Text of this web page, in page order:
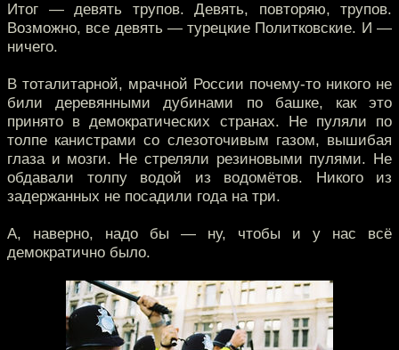
Итог — девять трупов. Девять, повторяю, трупов.
Возможно, все девять — турецкие Политковские. И —
ничего.
В тоталитарной, мрачной России почему-то никого не
били деревянными дубинами по башке, как это
принято в демократических странах. Не пуляли по
толпе канистрами со слезоточивым газом, вышибая
глаза и мозги. Не стреляли резиновыми пулями. Не
обдавали толпу водой из водомётов. Никого из
задержанных не посадили года на три.
А, наверно, надо бы — ну, чтобы и у нас всё
демократично было.